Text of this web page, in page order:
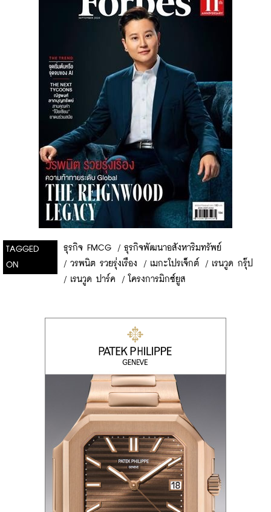
TAGGED
ON
ธุรกิจ FMCG / ธุรกิจพัฒนาอสังหาริมทรัพย์
/ วรพนิต รวยรุ่งเรือง / เมกะโปรเจ็กต์ / เรนวูด กรุ๊ป
/ เรนวูด ปาร์ค / โครงการมิกซ์ยูส